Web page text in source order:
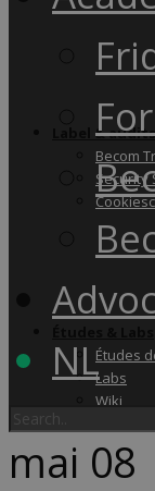
Label & audits
Becom
Security
Études
Labs
Wiki
NL
mai 08